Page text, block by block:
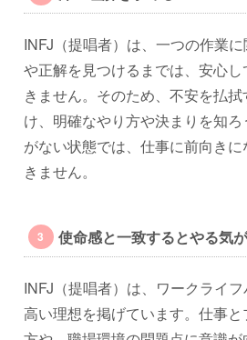
INFJ（提唱者）は、一つの作業
や正解を見つけるまでは、安心
きません。そのため、不安を払
け、明確なやり方や決まりを知
がない状態では、仕事に前向き
きません。
使命感と一致するとやる気
INFJ（提唱者）は、ワークライ
高い理想を掲げています。仕事と